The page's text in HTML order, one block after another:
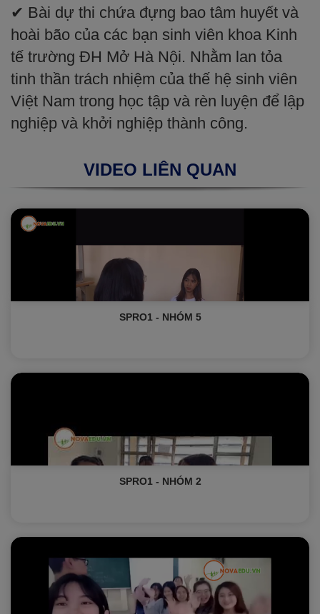
✔ Bài dự thi chứa đựng bao tâm huyết và
hoài bão của các bạn sinh viên khoa Kinh
tế trường ĐH Mở Hà Nội. Nhằm lan tỏa
tinh thần trách nhiệm của thế hệ sinh viên
Việt Nam trong học tập và rèn luyện để lập
nghiệp và khởi nghiệp thành công.
VIDEO LIÊN QUAN
SPRO1 - NHÓM 5
SPRO1 - NHÓM 2